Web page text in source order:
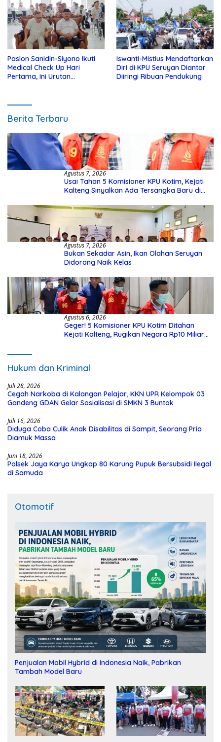
Paslon Sanidin-Siyono Ikuti
Medical Check Up Hari
Pertama, Ini Urutan
Iswanti-Mistius Mendaftarkan
Diri di KPU Seruyan Diantar
Diiringi Ribuan Pendukung
Berita Terbaru
Agustus 7, 2026
Usai Tahan 5 Komisioner KPU Kotim, Kejati
Kalteng Sinyalkan Ada Tersangka Baru di
Agustus 7, 2026
Bukan Sekadar Asin, Ikan Olahan Seruyan
Didorong Naik Kelas
Agustus 6, 2026
Geger! 5 Komisioner KPU Kotim Ditahan
Kejati Kalteng, Rugikan Negara Rp10 Miliar
Hukum dan Kriminal
Juli 28, 2026
Cegah Narkoba di Kalangan Pelajar, KKN UPR Kelompok 03
Gandeng GDAN Gelar Sosialisasi di SMKN 3 Buntok
Juli 16, 2026
Diduga Coba Culik Anak Disabilitas di Sampit, Seorang Pria
Diamuk Massa
Juni 18, 2026
Polsek Jaya Karya Ungkap 80 Karung Pupuk Bersubsidi Ilegal
di Samuda
Otomotif
Penjualan Mobil Hybrid di Indonesia Naik, Pabrikan
Tambah Model Baru